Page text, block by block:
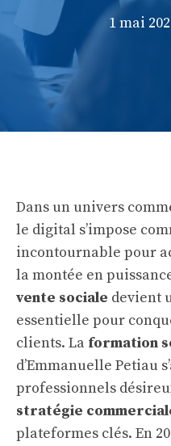
1 mai
Dans un univers
le digital s’impose
incontournable pour
la montée en
vente sociale devient
essentielle pour
clients. La formation
d’Emmanuelle Petiau
professionnels
stratégie
plateformes clés. En